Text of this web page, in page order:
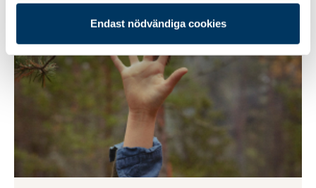
Endast nödvändiga cookies